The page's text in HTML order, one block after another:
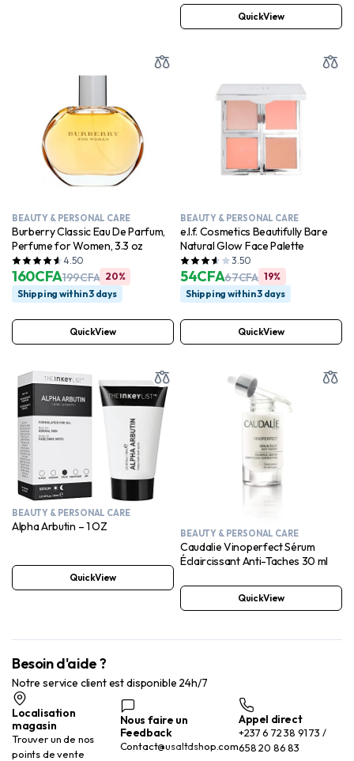
QuickView
BEAUTY & PERSONAL CARE
Burberry Classic Eau De Parfum,
Perfume for Women, 3.3 oz
4.50
199CFA
160CFA
20%
Shipping within 3 days
QuickView
BEAUTY & PERSONAL CARE
e.l.f. Cosmetics Beautifully Bare
Natural Glow Face Palette
3.50
67CFA
54CFA
19%
Shipping within 3 days
QuickView
BEAUTY & PERSONAL CARE
Alpha Arbutin – 1 OZ
QuickView
BEAUTY & PERSONAL CARE
Caudalie Vinoperfect Sérum
Éclaircissant Anti-Taches 30 ml
QuickView
Besoin d'aide ?
Notre service client est disponible 24h/7
Localisation
magasin
Trouver un de nos
points de vente
Nous faire un
Feedback
Contact@usaltdshop.com
Appel direct
+237 6 72 38 91 73 /
658 20 86 83